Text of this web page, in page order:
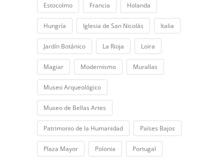
Estocolmo Francia Holanda
Hungría Iglesia de San Nicolás Italia
Jardín Botánico La Rioja Loira
Magiar Modernismo Murallas
Museo Arqueológico
Museo de Bellas Artes
Patrimonio de la Humanidad Países Bajos
Plaza Mayor Polonia Portugal